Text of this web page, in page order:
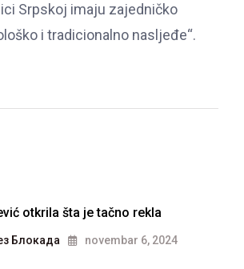
Srpskoj imaju zajedničko
i tradicionalno nasljeđe“.
otkrila šta je tačno rekla
Блокада novembar 6, 2024